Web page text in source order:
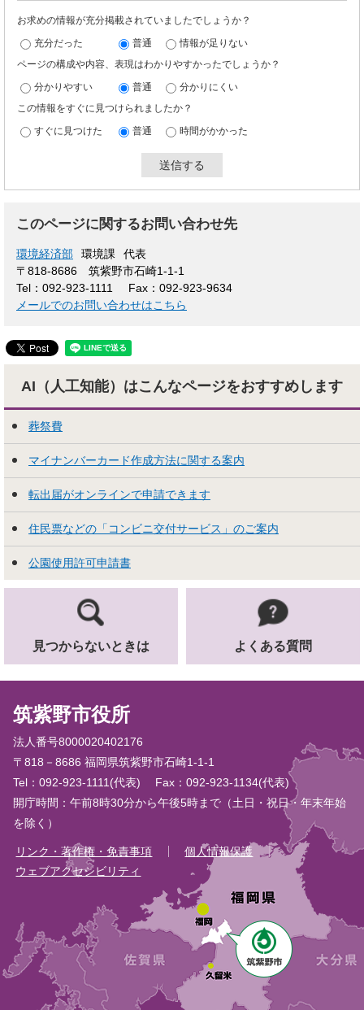
お求めの情報が充分掲載されていましたでしょうか？
充分だった 普通
情報が足りない
ページの構成や内容、表現はわかりやすかったでしょうか？
分かりやすい 普通
分かりにくい
この情報をすぐに見つけられましたか？
すぐに見つけた 普通 時間がかかった
このページに関するお問い合わせ先
環境経済部 環境課
代表
〒818-8686 筑紫野市石崎1-1-1
Tel：092-923-1111
Fax：092-923-9634
メールでのお問い合わせはこちら
AI（人工知能）はこんなページをおすすめします
葬祭費
マイナンバーカード作成方法に関する案内
転出届がオンラインで申請できます
住民票などの「コンビニ交付サービス」のご案内
公園使用許可申請書
見つからないときは よくある質問
筑紫野市役所
法人番号8000020402176
〒818－8686 福岡県筑紫野市石崎1-1-1
Tel：092-923-1111(代表)
Fax：092-923-1134(代表)
開庁時間：午前8時30分から午後5時まで（土日・祝日・年末年始
を除く）
リンク・著作権・免責事項
個人情報保護
ウェブアクセシビリティ